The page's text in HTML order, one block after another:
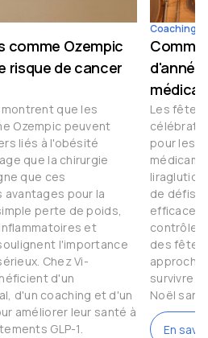
comme Ozempic
risque de cancer
que les
Ozempic peuvent
liés à l'obésité
que la chirurgie
que ces
pour la
perte de poids,
et
l'importance
Chez Vi-
d'un
d'un coaching et d'un
améliorer leur santé à
GLP-1.
Coaching
Les fêtes
pour les
de défis.
efficaces
contrôler
des fêtes
approche
survivre
Noël
En